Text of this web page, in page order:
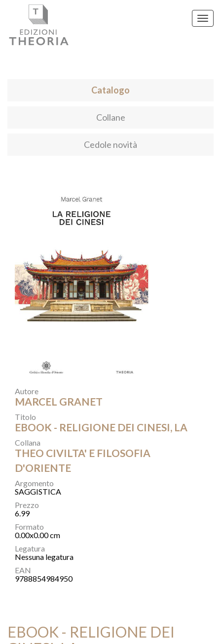
Catalogo
Collane
Cedole novità
Autore
MARCEL GRANET
Titolo
EBOOK - RELIGIONE DEI CINESI, LA
Collana
THEO CIVILTA' E FILOSOFIA
D'ORIENTE
Argomento
SAGGISTICA
Prezzo
6.99
Formato
0.00x0.00 cm
Legatura
Nessuna legatura
EAN
9788854984950
EBOOK - RELIGIONE DEI